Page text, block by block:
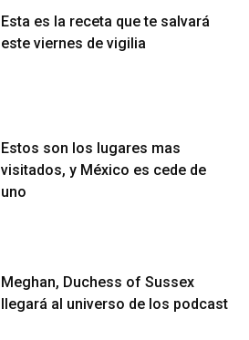
Esta es la receta que te salvará
este viernes de vigilia
Estos son los lugares mas
visitados, y México es cede de
uno
Meghan, Duchess of Sussex
llegará al universo de los podcast